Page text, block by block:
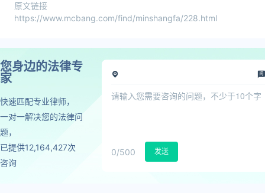
原文链接
https://www.mcbang.com/find/minshangfa/228.html
您身边的法律专
家
快速匹配专业律师，
一对一解决您的法律问
题，
已提供12,164,427次
咨询
0/500 发送